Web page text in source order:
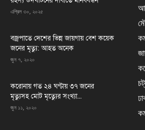
এপ্রিল ৩০, ২০২৫
বজ্রপাতে দেশের ভিন্ন জায়গায় বেশ কয়েক
জনের মৃত্যু: আহত অনেক
জুন ৭, ২০২০
করোনায় গত ২৪ ঘণ্টায় ৩৭ জনের
মৃত্যুসহ মোট মৃত্যেুর সংখ্যা...
জুন ১১, ২০২০